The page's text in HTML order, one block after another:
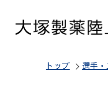
トップ 選手